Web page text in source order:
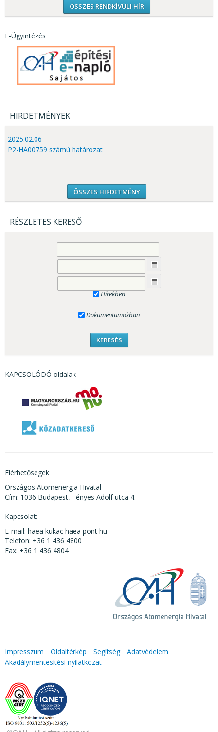
ÖSSZES RENDKÍVÜLI HÍR
E-Ügyintézés
HIRDETMÉNYEK
2025.02.06
P2-HA00759 számú határozat
ÖSSZES HIRDETMÉNY
RÉSZLETES KERESŐ
Hírekben
Dokumentumokban
KAPCSOLÓDÓ oldalak
Elérhetőségek
Országos Atomenergia Hivatal
Cím: 1036 Budapest, Fényes Adolf utca 4.
Kapcsolat:
E-mail: haea kukac haea pont hu
Telefon: +36 1 436 4800
Fax: +36 1 436 4804
Impresszum Oldaltérkép Segítség
Adatvédelem
Akadálymentesítési nyilatkozat